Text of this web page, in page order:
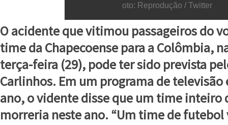
oto: Reprodução / Twitter
O acidente que vitimou passageiros do
time da Chapecoense para a Colômbia,
terça-feira (29), pode ter sido prevista
Carlinhos. Em um programa de televisão
ano, o vidente disse que um time inteiro
morreria neste ano. “Um time de